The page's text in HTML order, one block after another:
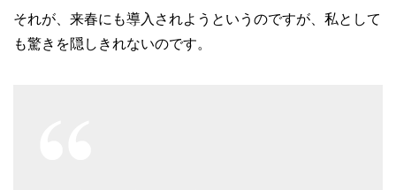
それが、来春にも導入されようというのですが、私として
も驚きを隠しきれないのです。